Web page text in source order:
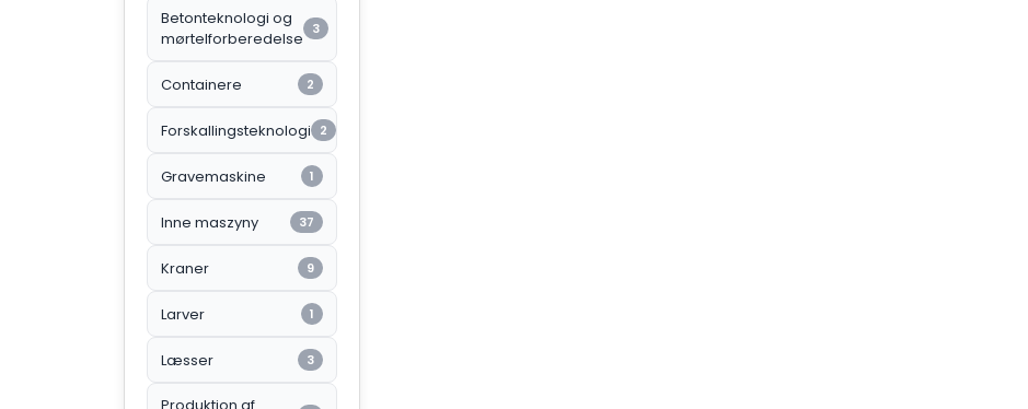
Betonteknologi og
mørtelforberedelse
3
Containere 2
Forskallingsteknologi 2
Gravemaskine 1
Inne maszyny 37
Kraner 9
Larver 1
Læsser 3